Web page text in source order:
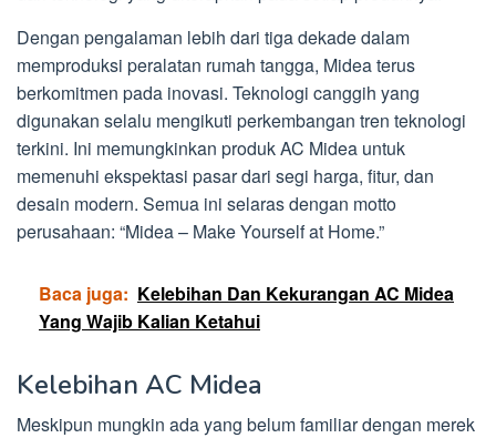
Dengan pengalaman lebih dari tiga dekade dalam
memproduksi peralatan rumah tangga, Midea terus
berkomitmen pada inovasi. Teknologi canggih yang
digunakan selalu mengikuti perkembangan tren teknologi
terkini. Ini memungkinkan produk AC Midea untuk
memenuhi ekspektasi pasar dari segi harga, fitur, dan
desain modern. Semua ini selaras dengan motto
perusahaan: “Midea – Make Yourself at Home.”
Baca juga: Kelebihan Dan Kekurangan AC Midea
Yang Wajib Kalian Ketahui
Kelebihan AC Midea
Meskipun mungkin ada yang belum familiar dengan merek